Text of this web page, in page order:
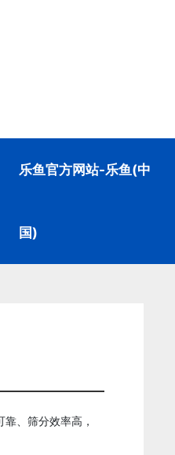
乐鱼官方网站-乐鱼(中
国)
、筛分效率高，